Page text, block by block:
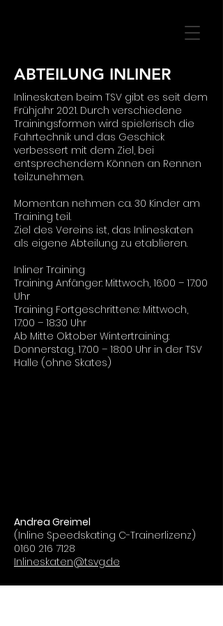
ABTEILUNG INLINER
Inlineskaten beim TSV gibt es seit dem
Frühjahr 2021. Durch verschiedene
Trainingsformen wird spielerisch die
Fahrtechnik und das Geschick
verbessert mit dem Ziel, bei
entsprechendem Können an Rennen
teilzunehmen.
Momentan nehmen ca. 30 Kinder am
Training teil.
Ziel des Vereins ist, das Inlineskaten
als eigene Abteilung zu etablieren.
Inliner Training
Training Anfänger: Mittwoch, 16:00 – 17:00
Uhr
Training Fortgeschrittene: Mittwoch,
17:00 – 18:30 Uhr
Ab Mitte Oktober Wintertraining:
Donnerstag, 17:00 – 18:00 Uhr in der TSV
Halle (ohne Skates)
Andrea Greimel
(Inline Speedskating C-Trainerlizenz)
0160 216 7128
Inlineskaten@tsvg.de